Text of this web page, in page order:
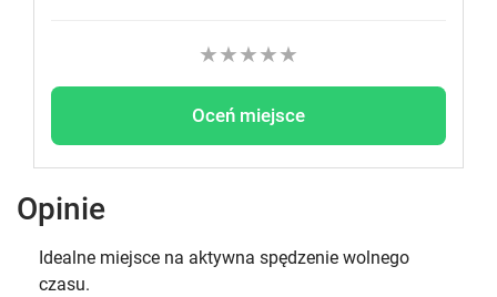
★
★
★
★
★
Oceń miejsce
Opinie
Idealne miejsce na aktywna spędzenie wolnego
czasu.